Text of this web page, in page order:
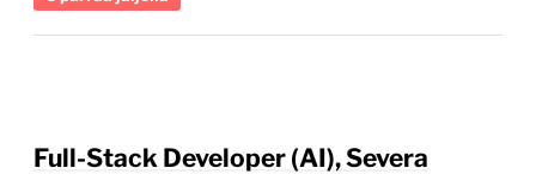
Full-Stack Developer (AI), Severa